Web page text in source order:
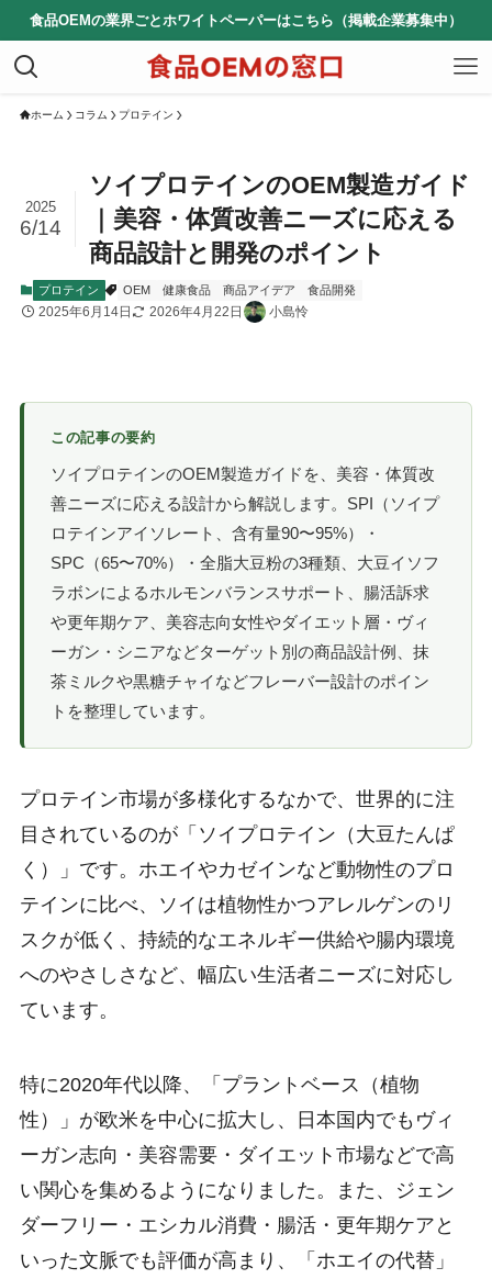
食品OEMの業界ごとホワイトペーパーはこちら（掲載企業募集中）
ホーム コラム プロテイン
ソイプロテインのOEM製造ガイド
｜美容・体質改善ニーズに応える
商品設計と開発のポイント
2025
6/14
プロテイン OEM 健康食品 商品アイデア 食品開発
2025年6月14日 2026年4月22日 小島怜
この記事の要約
ソイプロテインのOEM製造ガイドを、美容・体質改
善ニーズに応える設計から解説します。SPI（ソイプ
ロテインアイソレート、含有量90〜95%）・
SPC（65〜70%）・全脂大豆粉の3種類、大豆イソフ
ラボンによるホルモンバランスサポート、腸活訴求
や更年期ケア、美容志向女性やダイエット層・ヴィ
ーガン・シニアなどターゲット別の商品設計例、抹
茶ミルクや黒糖チャイなどフレーバー設計のポイン
トを整理しています。
プロテイン市場が多様化するなかで、世界的に注
目されているのが「ソイプロテイン（大豆たんぱ
く）」です。ホエイやカゼインなど動物性のプロ
テインに比べ、ソイは植物性かつアレルゲンのリ
スクが低く、持続的なエネルギー供給や腸内環境
へのやさしさなど、幅広い生活者ニーズに対応し
ています。
特に2020年代以降、「プラントベース（植物
性）」が欧米を中心に拡大し、日本国内でもヴィ
ーガン志向・美容需要・ダイエット市場などで高
い関心を集めるようになりました。また、ジェン
ダーフリー・エシカル消費・腸活・更年期ケアと
いった文脈でも評価が高まり、「ホエイの代替」